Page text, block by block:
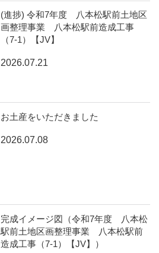
(進捗) 令和7年度 八本松駅前土地区
画整理事業 八本松駅前造成工事
（7-1）【JV】
2026.07.21
お土産をいただきました
2026.07.08
完成イメージ図（令和7年度 八本松
駅前土地区画整理事業 八本松駅前
造成工事（7-1）【JV】）